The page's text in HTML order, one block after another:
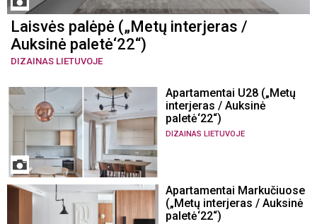
Laisvės palėpė („Metų interjeras /
Auksinė paletė‘22“)
DIZAINAS LIETUVOJE
Apartamentai U28 („Metų
interjeras / Auksinė
paletė‘22“)
DIZAINAS LIETUVOJE
Apartamentai Markučiuose
(„Metų interjeras / Auksinė
paletė‘22“)